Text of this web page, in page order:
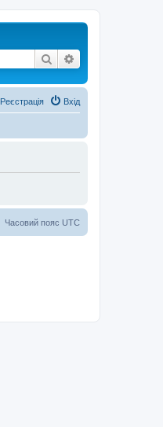
Пошук
Вхід
Реєстрація
Часовий пояс UTC